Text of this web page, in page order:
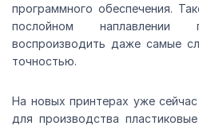
программного обеспечения.
послойном наплавлении
воспроизводить даже самые
точностью.
На новых принтерах уже
для производства